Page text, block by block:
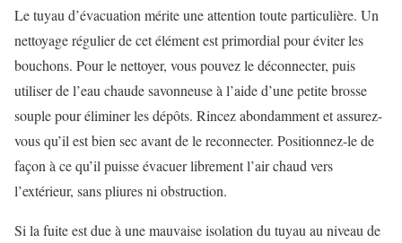
Le tuyau d’évacuation mérite une attention toute particulière. Un
nettoyage régulier de cet élément est primordial pour éviter les
bouchons. Pour le nettoyer, vous pouvez le déconnecter, puis
utiliser de l’eau chaude savonneuse à l’aide d’une petite brosse
souple pour éliminer les dépôts. Rincez abondamment et assurez-
vous qu’il est bien sec avant de le reconnecter. Positionnez-le de
façon à ce qu’il puisse évacuer librement l’air chaud vers
l’extérieur, sans pliures ni obstruction.
Si la fuite est due à une mauvaise isolation du tuyau au niveau de